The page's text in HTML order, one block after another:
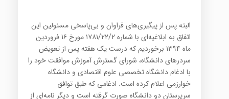
البته پس از پیگیری‌های فراوان و بی‌پاسخی مسئولین این
اتفاق به ابلاغیه‌ای با شماره ۱۷۸۱/۲۲/۲ مورخ ۱۶ فروردین
ماه ۱۳۹۴ برخوردیم که درست یک هفته پس از تعویض
سردرهای دانشگاه، شورای گسترش آموزش موافقت خود را
با ادغام دانشگاه تخصصی علوم اقتصادی و دانشگاه
خوارزمی اعلام کرده است. ادغامی که طبق توافق
سرپرستان دو دانشگاه صورت گرفته است و دیگر نامه‌ای از